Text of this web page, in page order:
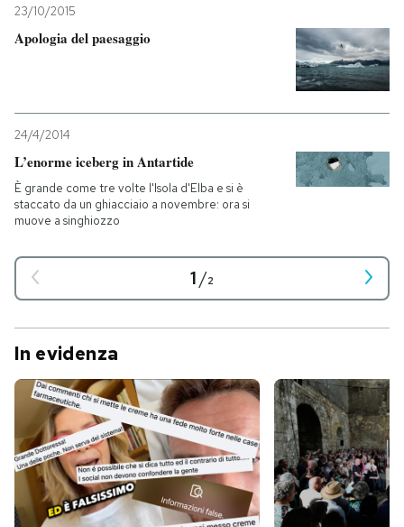
23/10/2015
Apologia del paesaggio
24/4/2014
L’enorme iceberg in Antartide
È grande come tre volte l'Isola d'Elba e si è
staccato da un ghiacciaio a novembre: ora si
muove a singhiozzo
1/2
In evidenza